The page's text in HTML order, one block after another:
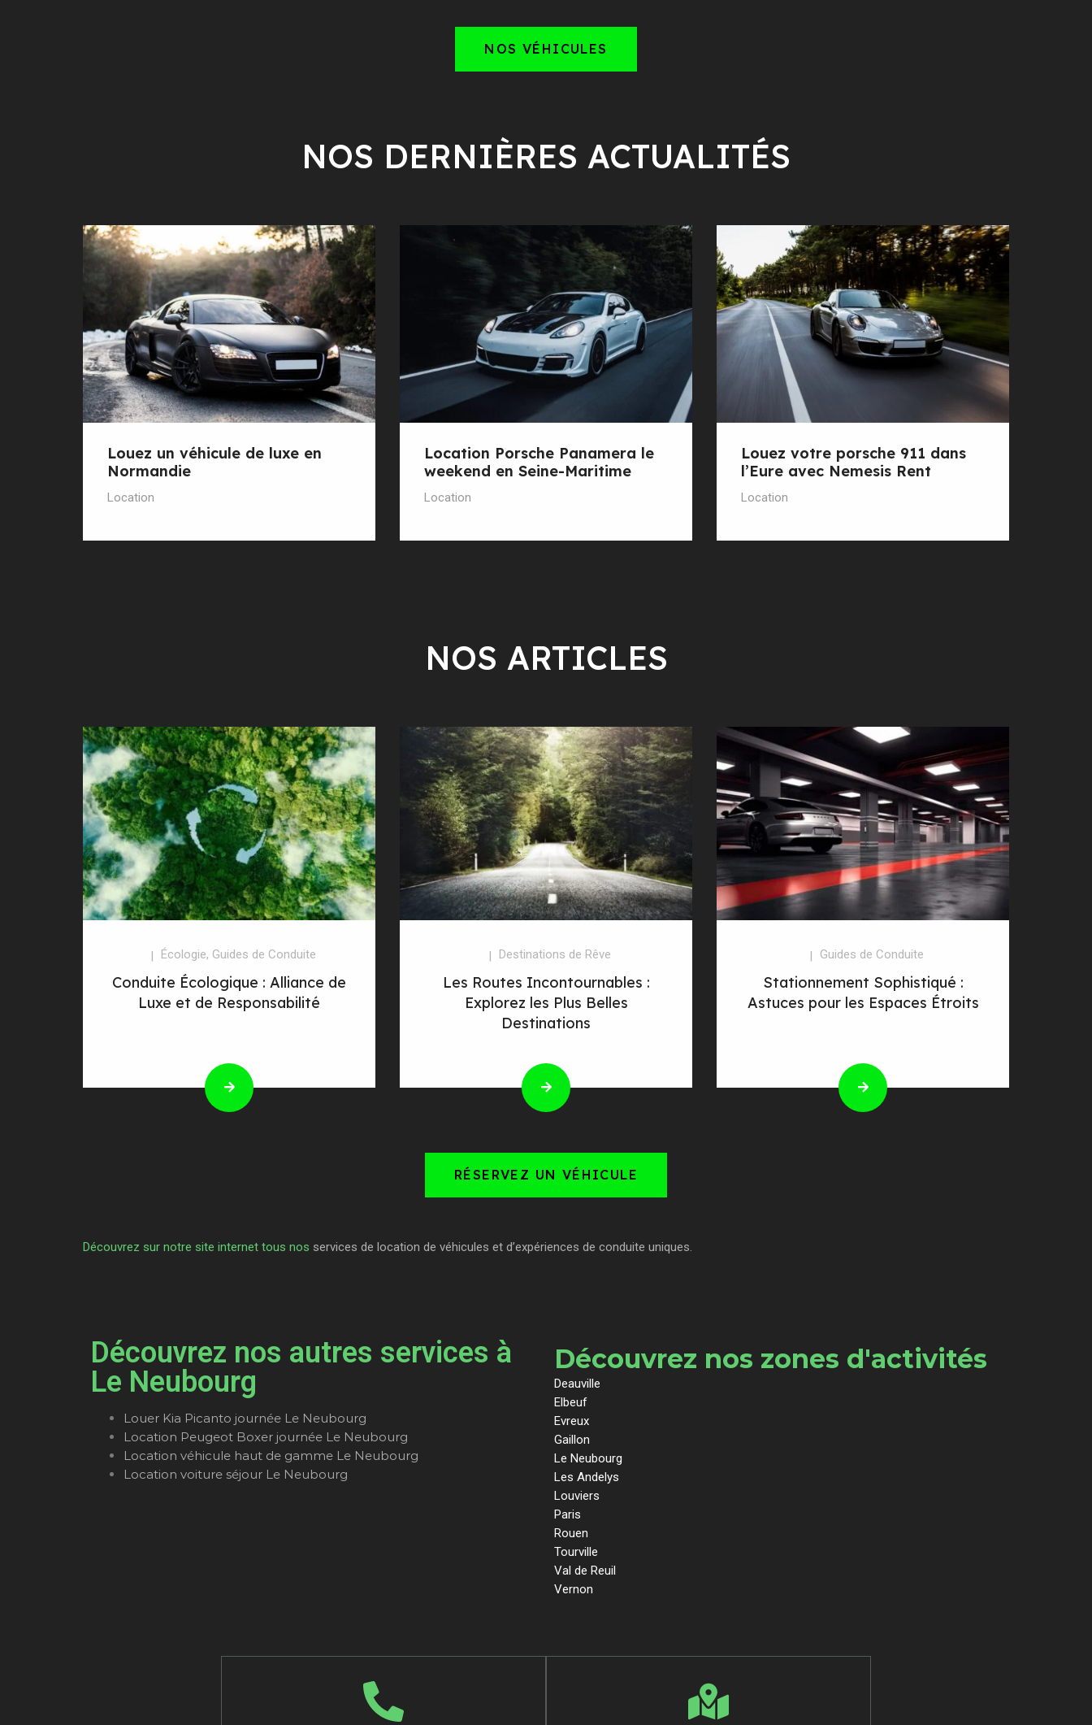
NOS VÉHICULES
NOS DERNIÈRES ACTUALITÉS
Louez un véhicule de luxe en
Normandie
Location
Location Porsche Panamera le
weekend en Seine-Maritime
Location
Louez votre porsche 911 dans
l’Eure avec Nemesis Rent
Location
NOS ARTICLES
Écologie, Guides de Conduite
Conduite Écologique : Alliance de
Luxe et de Responsabilité
Destinations de Rêve
Les Routes Incontournables :
Explorez les Plus Belles
Destinations
Guides de Conduite
Stationnement Sophistiqué :
Astuces pour les Espaces Étroits
RÉSERVEZ UN VÉHICULE
Découvrez sur notre site internet tous nos services de location de véhicules et d’expériences de conduite uniques.
Découvrez nos autres services à
Le Neubourg
Louer Kia Picanto journée Le Neubourg
Location Peugeot Boxer journée Le Neubourg
Location véhicule haut de gamme Le Neubourg
Location voiture séjour Le Neubourg
Découvrez nos zones d'activités
Deauville
Elbeuf
Evreux
Gaillon
Le Neubourg
Les Andelys
Louviers
Paris
Rouen
Tourville
Val de Reuil
Vernon